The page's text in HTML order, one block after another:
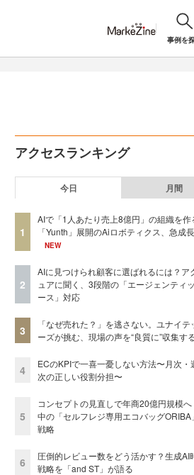
事例を
アクセスランキング
今日 月間
1
AIで「1人あたり売上8億円」の組織を作
「Yunth」展開のAiロボティクス、急成
NEW
2
AIに見つけられ顧客に選ばれるには？ア
ュアに聞く、3段階の「エージェンティ
ース」対応
3
「なぜ売れた？」を逃さない。ユナイテ
ーズが挑む、現場の声を“良質に”収集す
4
ECのKPIで一喜一憂しない方法〜月次・
次の正しい役割分担〜
5
コンセプトの見直しで年商20億円規模
中の「セルフレジ専用エコバッグORIBA
戦略
6
圧倒的レビュー数をどう活かす？生成AI
戦略を「and ST」が語る